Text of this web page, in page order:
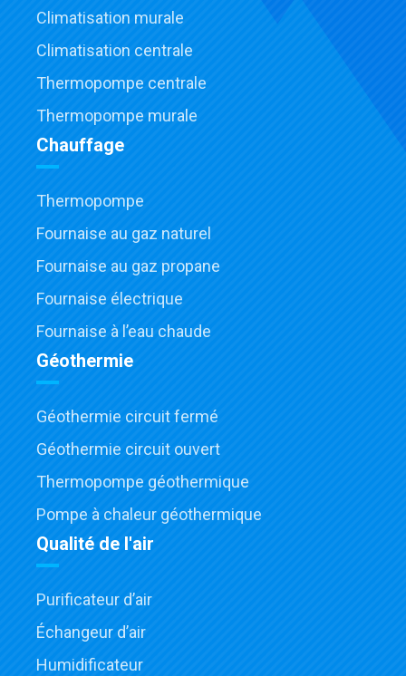
Climatisation murale
Climatisation centrale
Thermopompe centrale
Thermopompe murale
Chauffage
Thermopompe
Fournaise au gaz naturel
Fournaise au gaz propane
Fournaise électrique
Fournaise à l’eau chaude
Géothermie
Géothermie circuit fermé
Géothermie circuit ouvert
Thermopompe géothermique
Pompe à chaleur géothermique
Qualité de l'air
Purificateur d’air
Échangeur d’air
Humidificateur